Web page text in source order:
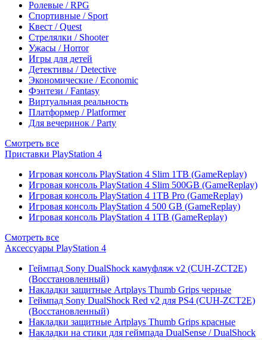
Ролевые / RPG
Спортивные / Sport
Квест / Quest
Стрелялки / Shooter
Ужасы / Horror
Игры для детей
Детективы / Detective
Экономические / Economic
Фэнтези / Fantasy
Виртуальная реальность
Платформер / Platformer
Для вечеринок / Party
Смотреть все
Приставки PlayStation 4
Игровая консоль PlayStation 4 Slim 1TB (GameReplay)
Игровая консоль PlayStation 4 Slim 500GB (GameReplay)
Игровая консоль PlayStation 4 1TB Pro (GameReplay)
Игровая консоль PlayStation 4 500 GB (GameReplay)
Игровая консоль PlayStation 4 1TB (GameReplay)
Смотреть все
Аксессуары PlayStation 4
Геймпад Sony DualShock камуфляж v2 (CUH-ZCT2E)
(Восстановленный)
Накладки защитные Artplays Thumb Grips черные
Геймпад Sony DualShock Red v2 для PS4 (CUH-ZCT2E)
(Восстановленный)
Накладки защитные Artplays Thumb Grips красные
Накладки на стики для геймпада DualSense / DualShock